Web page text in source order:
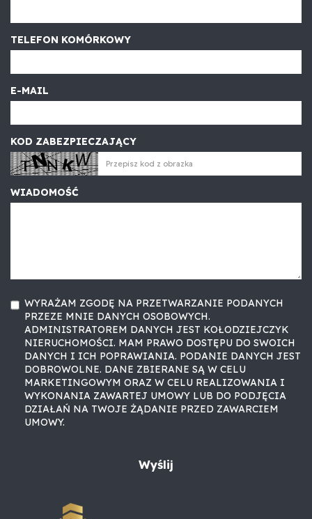
TELEFON KOMÓRKOWY
E-MAIL
KOD ZABEZPIECZAJĄCY
WIADOMOŚĆ
WYRAŻAM ZGODĘ NA PRZETWARZANIE PODANYCH
PRZEZE MNIE DANYCH OSOBOWYCH.
ADMINISTRATOREM DANYCH JEST KOŁODZIEJCZYK
NIERUCHOMOŚCI. MAM PRAWO DOSTĘPU DO SWOICH
DANYCH I ICH POPRAWIANIA. PODANIE DANYCH JEST
DOBROWOLNE. DANE ZBIERANE SĄ W CELU
MARKETINGOWYM ORAZ W CELU REALIZOWANIA I
WYKONANIA ZAWARTEJ UMOWY LUB DO PODJĘCIA
DZIAŁAŃ NA TWOJE ŻĄDANIE PRZED ZAWARCIEM
UMOWY.